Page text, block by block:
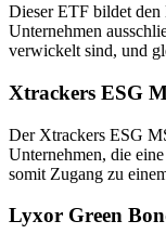
Dieser ETF bildet
Unternehmen
verwickelt sind, und
Xtrackers ESG
Der Xtrackers ESG
Unternehmen, die
somit Zugang zu
Lyxor Green